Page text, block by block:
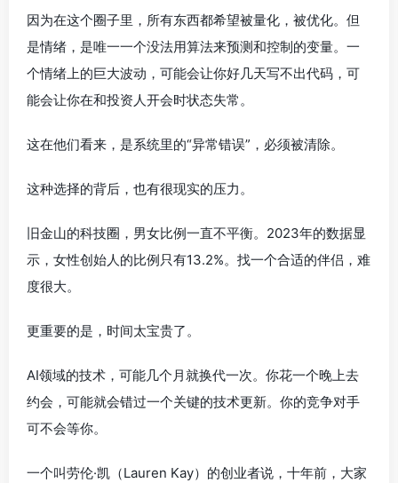
因为在这个圈子里，所有东西都希望被量化，被优化。但
是情绪，是唯一一个没法用算法来预测和控制的变量。一
个情绪上的巨大波动，可能会让你好几天写不出代码，可
能会让你在和投资人开会时状态失常。
这在他们看来，是系统里的“异常错误”，必须被清除。
这种选择的背后，也有很现实的压力。
旧金山的科技圈，男女比例一直不平衡。2023年的数据显
示，女性创始人的比例只有13.2%。找一个合适的伴侣，难
度很大。
更重要的是，时间太宝贵了。
AI领域的技术，可能几个月就换代一次。你花一个晚上去
约会，可能就会错过一个关键的技术更新。你的竞争对手
可不会等你。
一个叫劳伦·凯（Lauren Kay）的创业者说，十年前，大家